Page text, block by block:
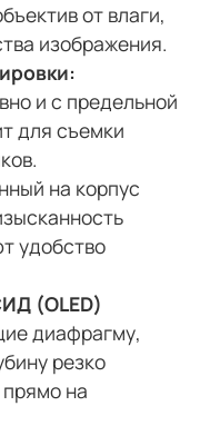
от влаги,
изображения.
и с предельной
для съемки
на корпус
удобство
(OLED)
диафрагму,
резко
на